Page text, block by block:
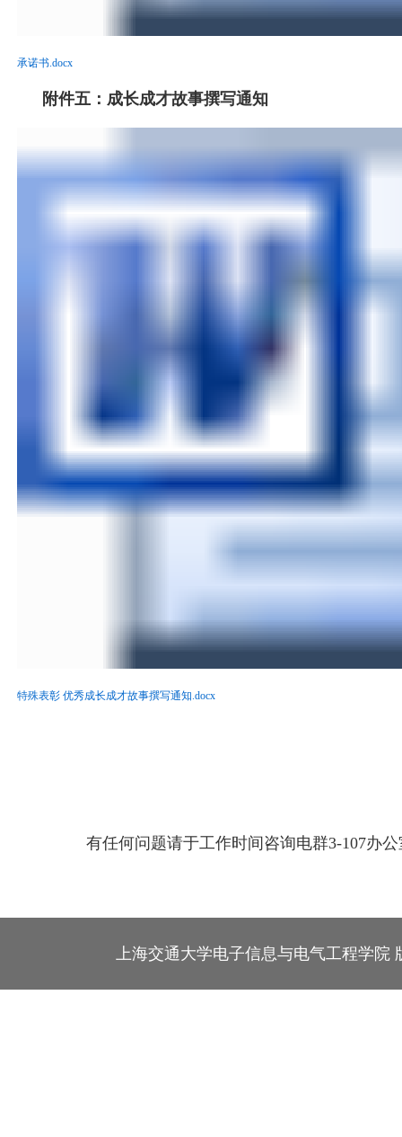
承诺书.docx
附件五：成长成才故事撰写通知
特殊表彰 优秀成长成才故事撰写通知.docx
有任何问题请于工作时间咨询电群3-107办公
上海交通大学电子信息与电气工程学院